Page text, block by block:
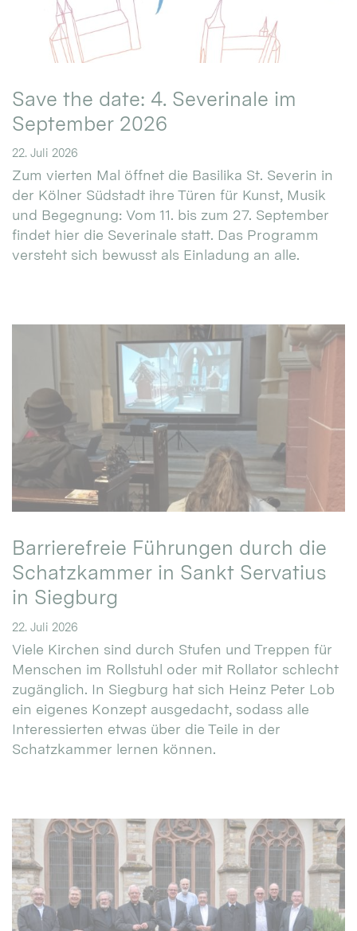
Save the date: 4. Severinale im
September 2026
22. Juli 2026
Zum vierten Mal öffnet die Basilika St. Severin in
der Kölner Südstadt ihre Türen für Kunst, Musik
und Begegnung: Vom 11. bis zum 27. September
findet hier die Severinale statt. Das Programm
versteht sich bewusst als Einladung an alle.
Barrierefreie Führungen durch die
Schatzkammer in Sankt Servatius
in Siegburg
22. Juli 2026
Viele Kirchen sind durch Stufen und Treppen für
Menschen im Rollstuhl oder mit Rollator schlecht
zugänglich. In Siegburg hat sich Heinz Peter Lob
ein eigenes Konzept ausgedacht, sodass alle
Interessierten etwas über die Teile in der
Schatzkammer lernen können.